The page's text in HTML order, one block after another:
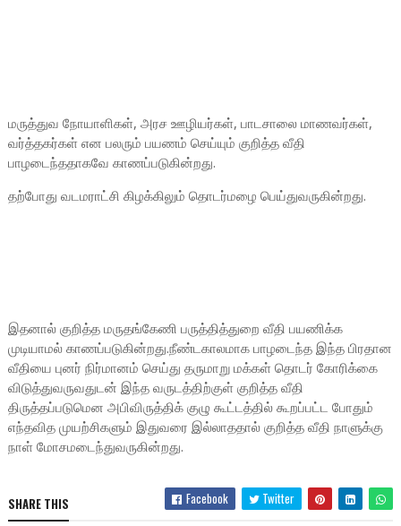
மருத்துவ நோயாளிகள், அரச ஊழியர்கள், பாடசாலை மாணவர்கள்,
வர்த்தகர்கள் என பலரும் பயணம் செய்யும் குறித்த வீதி
பாழடைந்ததாகவே காணப்படுகின்றது.
தற்போது வடமராட்சி கிழக்கிலும் தொடர்மழை பெய்துவருகின்றது.
இதனால் குறித்த மருதங்கேணி பருத்தித்துறை வீதி பயணிக்க
முடியாமல் காணப்படுகின்றது.நீண்டகாலமாக பாழடைந்த இந்த பிரதான
வீதியை புனர் நிர்மானம் செய்து தருமாறு மக்கள் தொடர் கோரிக்கை
விடுத்துவருவதுடன் இந்த வருடத்திற்குள் குறித்த வீதி
திருத்தப்படுமென அபிவிருத்திக் குழு கூட்டத்தில் கூறப்பட்ட போதும்
எந்தவித முயற்சிகளும் இதுவரை இல்லாததால் குறித்த வீதி நாளுக்கு
நாள் மோசமடைந்துவருகின்றது.
SHARE THIS Facebook Twitter